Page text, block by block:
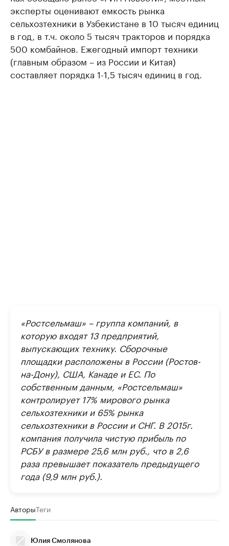
эксперты оценивают емкость рынка
сельхозтехники в Узбекистане в 10 тысяч единиц
в год, в т.ч. около 5 тысяч тракторов и порядка
500 комбайнов. Ежегодный импорт техники
(главным образом – из России и Китая)
составляет порядка 1-1,5 тысяч единиц в год.
«Ростсельмаш» – группа компаний, в
которую входят 13 предприятий,
выпускающих технику. Сборочные
площадки расположены в России (Ростов-
на-Дону), США, Канаде и ЕС. По
собственным данным, «Ростсельмаш»
контролирует 17% мирового рынка
сельхозтехники и 65% рынка
сельхозтехники в России и СНГ. В 2015г.
компания получила чистую прибыль по
РСБУ в размере 25,6 млн руб., что в 2,6
раза превышает показатель предыдущего
года (9,9 млн руб.).
АвторыТеги
Юлия Смолянова